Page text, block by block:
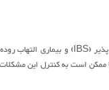
ممکن است به کنترل این